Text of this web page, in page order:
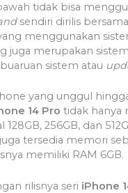
tidak bisa
sendiri dirilis
menggunakan
juga merupakan
sistem atau
yang unggul
14 Pro tidak hanya
256GB, dan
tersedia memori
memiliki RAM 6GB.
rilisnya seri iPhone